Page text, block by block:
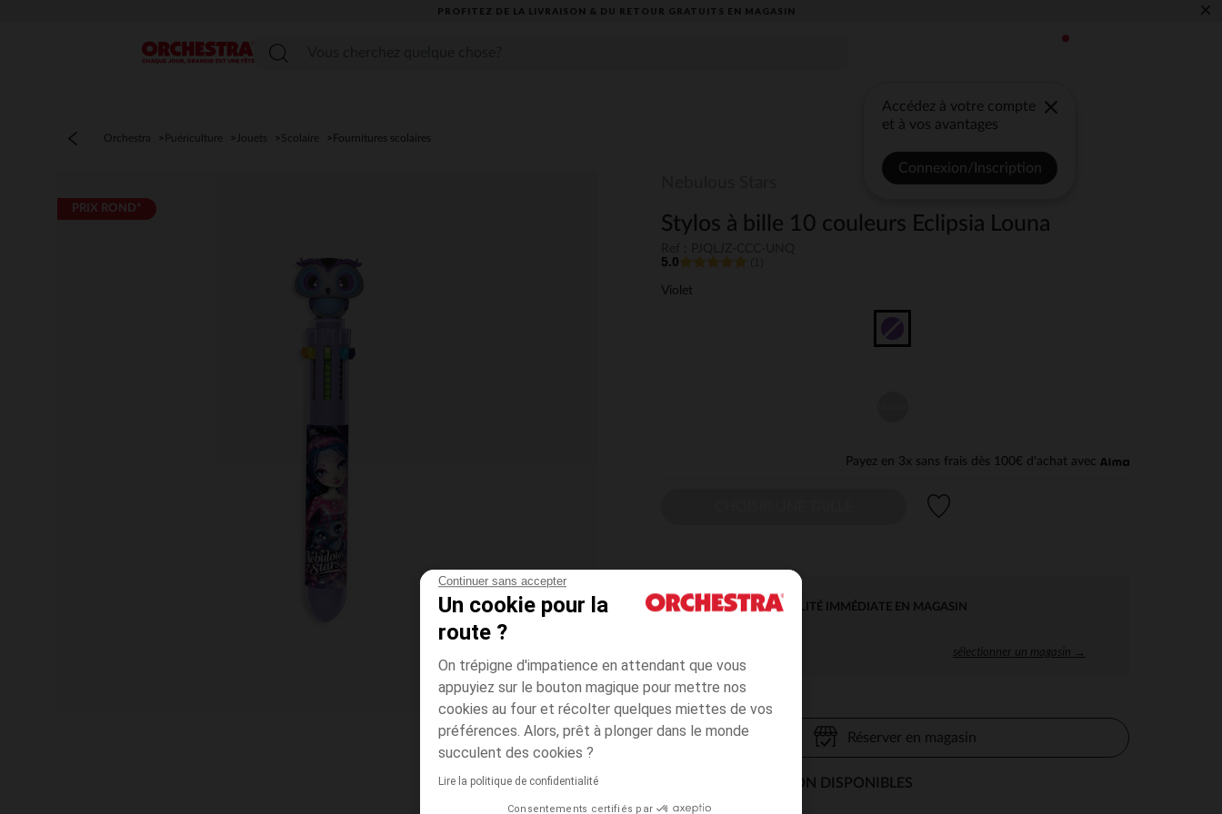
Continuer sans accepter
Un cookie pour la
route ?
On trépigne d'impatience en attendant que vous
appuyiez sur le bouton magique pour mettre nos
cookies au four et récolter quelques miettes de vos
préférences. Alors, prêt à plonger dans le monde
succulent des cookies ?
Lire la politique de confidentialité
Consentements certifiés par
PROFITEZ DE LA LIVRAISON & DU RETOUR GRATUITS EN MAGASIN​ ×
Menu
Accédez à votre compte
et à vos avantages
Connexion/Inscription
Orchestra Puériculture Jouets Scolaire Fournitures scolaires
PRIX ROND*
Stylos à bille 10 couleurs Eclipsia Louna
5.0
Violet
Payez en 3x sans frais dès 100€ d'achat avec
DISPONIBILITÉ IMMÉDIATE EN MAGASIN
sélectionner un magasin →
Réserver en magasin
MODES DE LIVRAISON DISPONIBLES